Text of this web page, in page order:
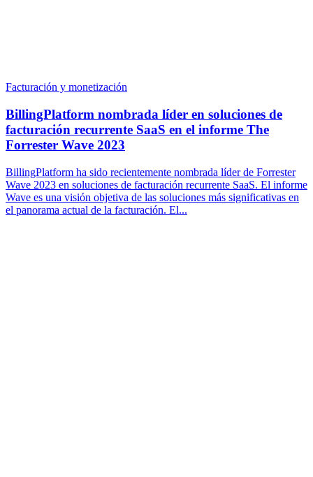
Facturación y monetización
BillingPlatform nombrada líder en soluciones de
facturación recurrente SaaS en el informe The
Forrester Wave 2023
BillingPlatform ha sido recientemente nombrada líder de Forrester
Wave 2023 en soluciones de facturación recurrente SaaS. El informe
Wave es una visión objetiva de las soluciones más significativas en
el panorama actual de la facturación. El...